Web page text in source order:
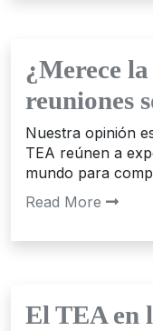
¿Merece
reuniones
Nuestra opinión
TEA reúnen a
mundo para
Read More
El TEA en